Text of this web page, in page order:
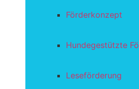
Förderkonzept
Hundegestützte
Leseförderung